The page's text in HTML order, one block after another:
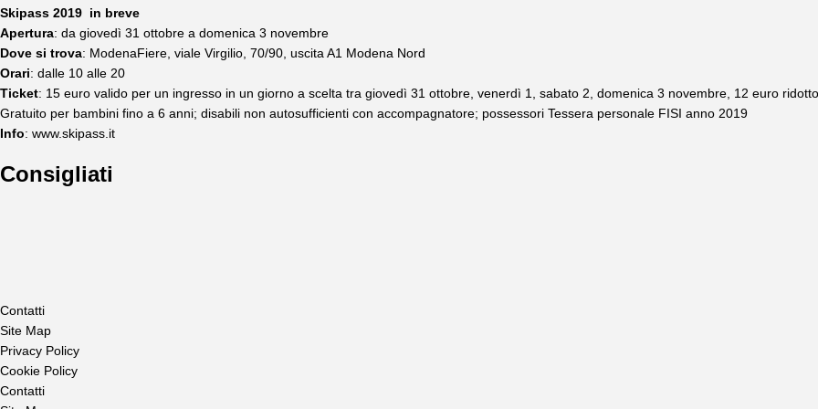
Skipass 2019 in breve
Apertura: da giovedì 31 ottobre a domenica 3 novembre
Dove si trova: ModenaFiere, viale Virgilio, 70/90, uscita A1 Modena Nord
Orari: dalle 10 alle 20
Ticket: 15 euro valido per un ingresso in un giorno a scelta tra giovedì 31 ottobre, venerdì 1, sabato 2, domenica 3 novembre, 12 euro
Gratuito per bambini fino a 6 anni; disabili non autosufficienti con accompagnatore; possessori Tessera personale FISI anno 2019
Info: www.skipass.it
Consigliati
Contatti
Site Map
Privacy Policy
Cookie Policy
Contatti